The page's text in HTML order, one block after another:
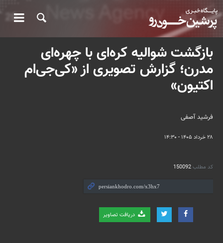
فرشید آصفی
۲۸ خرداد ۱۴۰۵ - ۱۴:۳۰
کد مطلب150092
دریافت تصاویر
بازگشت شوالیه کره‌ای با چهره‌ای
مدرن؛ گزارش تصویری از «کی‌جی‌ام
اکتیون»